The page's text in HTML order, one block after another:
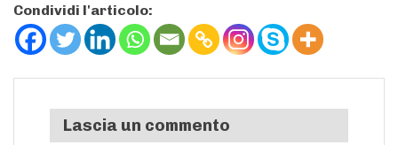
Condividi l'articolo:
Lascia un commento